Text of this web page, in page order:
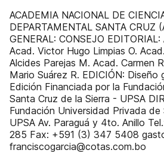
ACADEMIA NACIONAL DE
DEPARTAMENTAL SANTA CRUZ
GENERAL: CONSEJO
Acad. Victor Hugo Limpias O.
Alcides Parejas M. Acad. Carmen
Mario Suárez R. EDICIÓN: Diseño
Edición Financiada por la
Santa Cruz de la Sierra - UPSA
Fundación Universidad Privada
UPSA Av. Paraguá y 4to. Anillo
285 Fax: +591 (3) 347 5408
franciscogarcia@cotas.com.bo